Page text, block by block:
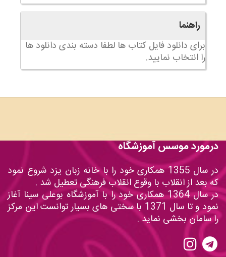
راهنما
برای دانلود فایل کتاب ها لطفا دسته بندی دانلود ها
را انتخاب نمایید.
درمورد موسس آموزشگاه
در سال 1355 همکاری خود را با خانه زبان یزد شروع نمود
که بعد از انقلاب با وقوع انقلاب فرهنگی تعطیل شد .
در سال 1364 همکاری خود را با آموزشگاه بوعلی سینا آغاز
نمود و تا سال 1371 با سختی های بسیار توانست این مرکز
را سامان بخشی نماید .